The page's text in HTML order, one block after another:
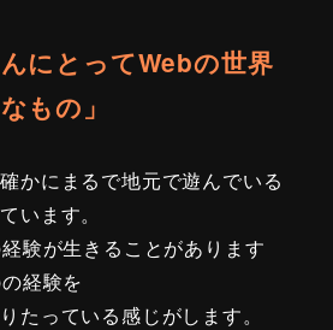
んにとってWebの世界
もの」
かにまるで地元で遊んでいる
います。
験が生きることがあります
経験を
たっている感じがします。